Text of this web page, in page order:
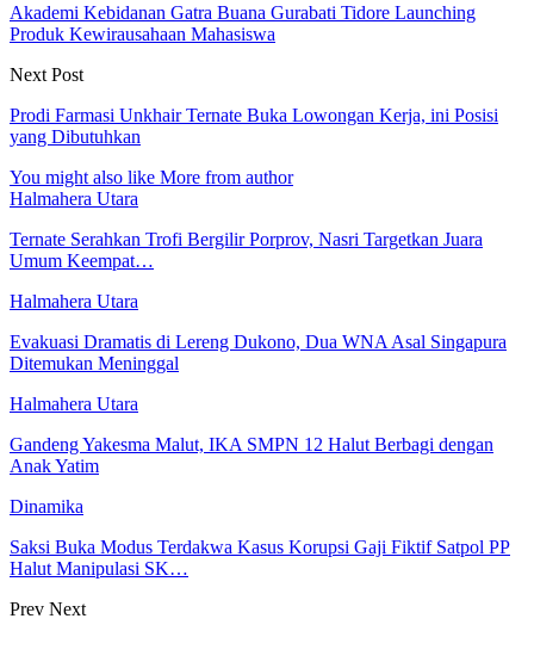
Akademi Kebidanan Gatra Buana Gurabati Tidore Launching
Produk Kewirausahaan Mahasiswa
Next Post
Prodi Farmasi Unkhair Ternate Buka Lowongan Kerja, ini Posisi
yang Dibutuhkan
You might also like More from author
Halmahera Utara
Ternate Serahkan Trofi Bergilir Porprov, Nasri Targetkan Juara
Umum Keempat…
Halmahera Utara
Evakuasi Dramatis di Lereng Dukono, Dua WNA Asal Singapura
Ditemukan Meninggal
Halmahera Utara
Gandeng Yakesma Malut, IKA SMPN 12 Halut Berbagi dengan
Anak Yatim
Dinamika
Saksi Buka Modus Terdakwa Kasus Korupsi Gaji Fiktif Satpol PP
Halut Manipulasi SK…
Prev Next